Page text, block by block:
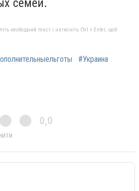
семей.
необхідний текст і натисніть Ctrl + Enter, щоб
#Украина
0,0